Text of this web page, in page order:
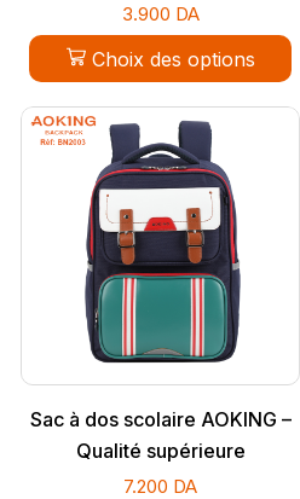
3.900 DA
Choix des options
Sac à dos scolaire AOKING –
Qualité supérieure
7.200 DA